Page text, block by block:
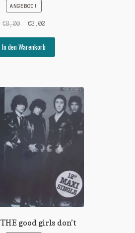
ANGEBOT!
€8,00
Ursprünglicher
war:
€8,00
€3,00Aktueller
ist:
€3,00.
In den Warenkorb
good girls don’t